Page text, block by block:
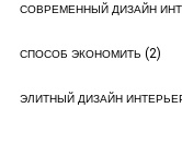
СОВРЕМЕННЫЙ ДИЗАЙН
СПОСОБ ЭКОНОМИТЬ (2)
ЭЛИТНЫЙ ДИЗАЙН